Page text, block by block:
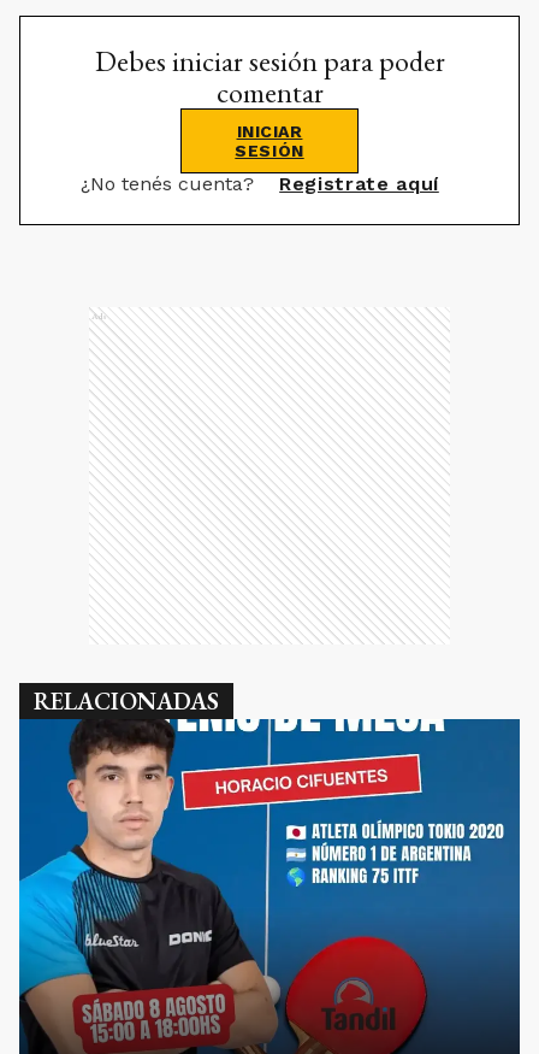
Debes iniciar sesión para poder
comentar
INICIAR
SESIÓN
¿No tenés cuenta? Registrate aquí
Ads
RELACIONADAS